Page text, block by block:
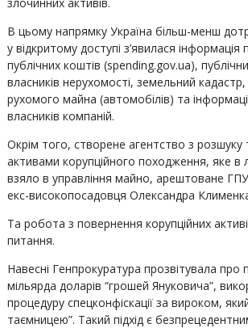
В цьому напрямку Україна більш-менш
у відкритому доступі з’явилася
публічних коштів (spending.gov.ua),
власників нерухомості, земельний кадастр,
рухомого майна (автомобілів) та
власників компаній.
Окрім того, створене агентство з розшуку
активами корупційного походження, яке в
взяло в управління майно, арештоване
екс-високопосадовця Олександра
Та робота з повернення корупційних
питання.
Навесні Генпрокуратура прозвітувала про
мільярда доларів “грошей Януковича”,
процедуру спецконфіскації за вироком,
таємницею”. Такий підхід є